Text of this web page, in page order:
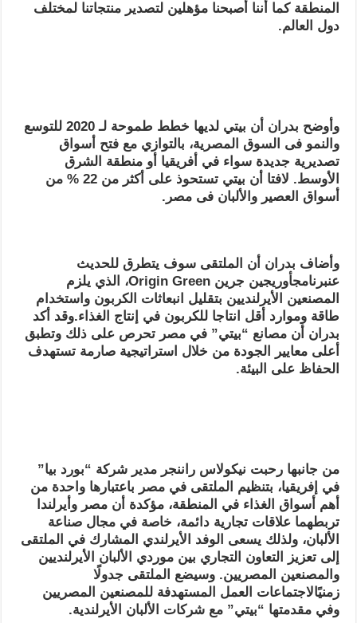
المنطقة كما أننا أصبحنا مؤهلين لتصدير منتجاتنا لمختلف
دول العالم.
وأوضح بدران أن بيتي لديها خطط طموحة لـ 2020 للتوسع
والنمو فى السوق المصرية، بالتوازي مع فتح أسواق
تصديرية جديدة سواء في أفريقيا أو منطقة الشرق
الأوسط. لافتا أن بيتي تستحوذ على أكثر من 22 % من
أسواق العصير والألبان فى مصر.
وأضاف بدران أن الملتقى سوف يتطرق للحديث
عنبرنامجأوريجين جرين Origin Green، الذي يلزم
المصنعين الأيرلنديين بتقليل انبعاثات الكربون واستخدام
طاقة وموارد أقل انتاجا للكربون في إنتاج الغذاء.وقد أكد
بدران أن مصانع “بيتي” في مصر تحرص على ذلك وتطبق
أعلى معايير الجودة من خلال استراتيجية صارمة تستهدف
الحفاظ على البيئة.
من جانبها رحبت نيكولاس راننجر مدير شركة “بورد بيا”
في إفريقيا، بتنظيم الملتقى في مصر باعتبارها واحدة من
أهم أسواق الغذاء في المنطقة، مؤكدة أن مصر وأيرلندا
تربطهما علاقات تجارية دائمة، خاصة في مجال صناعة
الألبان، ولذلك يسعى الوفد الأيرلندي المشارك في الملتقى
إلى تعزيز التعاون التجاري بين موردي الألبان الأيرلنديين
والمصنعين المصريين. وسيضع الملتقى جدولًا
زمنيًالاجتماعات العمل المستهدفة للمصنعين المصريين
وفي مقدمتها “بيتي” مع شركات الألبان الأيرلندية.